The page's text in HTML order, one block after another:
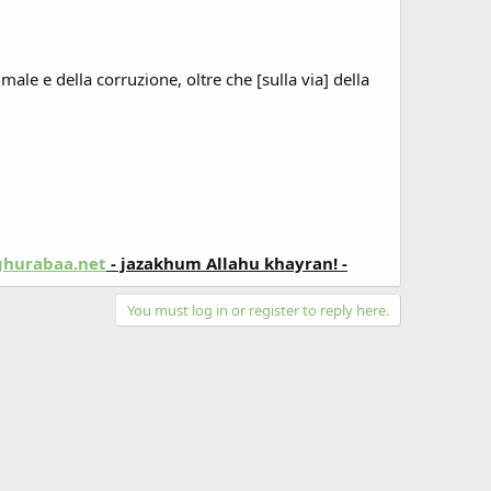
e della corruzione, oltre che [sulla via] della
- jazakhum Allahu khayran! -
You must log in or register to reply here.